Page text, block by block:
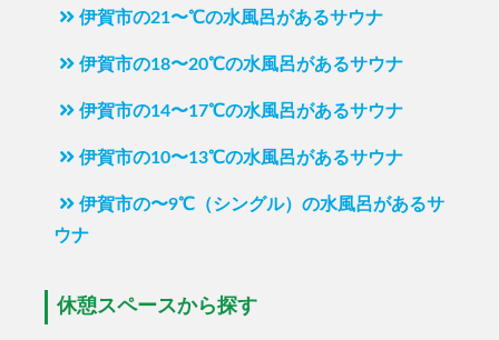
伊賀市の21〜℃の水風呂があるサウナ
伊賀市の18〜20℃の水風呂があるサウナ
伊賀市の14〜17℃の水風呂があるサウナ
伊賀市の10〜13℃の水風呂があるサウナ
伊賀市の〜9℃（シングル）の水風呂があるサ
ウナ
休憩スペースから探す